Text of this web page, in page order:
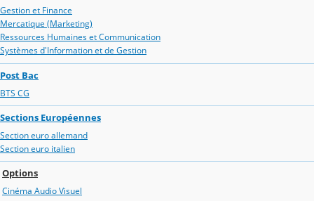
Gestion et Finance
Mercatique (Marketing)
Ressources Humaines et Communication
Systèmes d'Information et de Gestion
Post Bac
BTS CG
Sections Européennes
Section euro allemand
Section euro italien
Options
Cinéma Audio Visuel